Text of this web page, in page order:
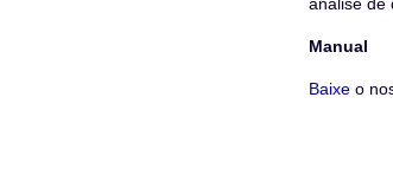
Manual
Baixe o